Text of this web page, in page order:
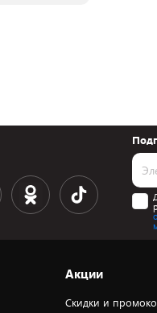
Акции
Скидки и